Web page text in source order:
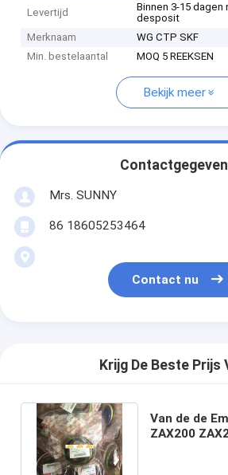
Levertijd
Binnen 3-15 dagen
desposit
Merknaam
WG CTP SKF
Min. bestelaantal
MOQ 5 REEKSEN
Bekijk meer
Mrs. SUNNY
86 18605253464
Contact nu
Krijg De Beste Prijs
Van de de
ZAX200